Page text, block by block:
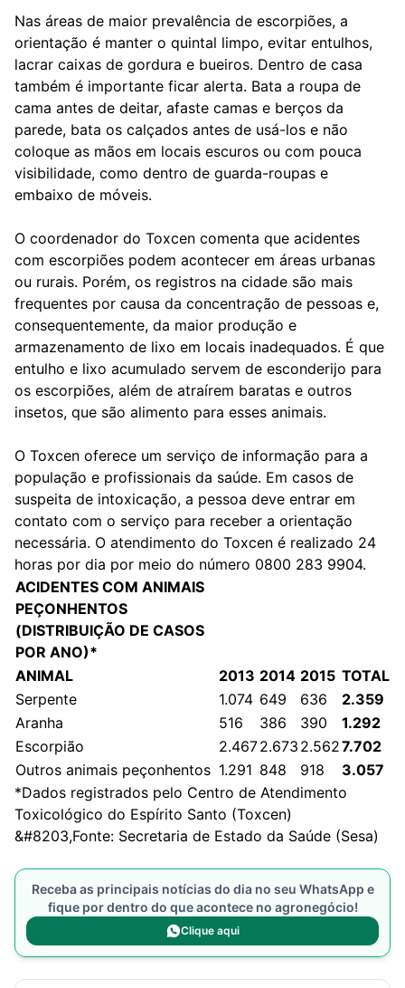
Nas áreas de maior prevalência de escorpiões, a
orientação é manter o quintal limpo, evitar entulhos,
lacrar caixas de gordura e bueiros. Dentro de casa
também é importante ficar alerta. Bata a roupa de
cama antes de deitar, afaste camas e berços da
parede, bata os calçados antes de usá-los e não
coloque as mãos em locais escuros ou com pouca
visibilidade, como dentro de guarda-roupas e
embaixo de móveis.
O coordenador do Toxcen comenta que acidentes
com escorpiões podem acontecer em áreas urbanas
ou rurais. Porém, os registros na cidade são mais
frequentes por causa da concentração de pessoas e,
consequentemente, da maior produção e
armazenamento de lixo em locais inadequados. É que
entulho e lixo acumulado servem de esconderijo para
os escorpiões, além de atraírem baratas e outros
insetos, que são alimento para esses animais.
O Toxcen oferece um serviço de informação para a
população e profissionais da saúde. Em casos de
suspeita de intoxicação, a pessoa deve entrar em
contato com o serviço para receber a orientação
necessária. O atendimento do Toxcen é realizado 24
horas por dia por meio do número 0800 283 9904.
ACIDENTES COM ANIMAIS
PEÇONHENTOS
(DISTRIBUIÇÃO DE CASOS
POR ANO)*
ANIMAL
2013 2014 2015 TOTAL
Serpente
1.074 649 636
2.359
Aranha
516 386 390
1.292
Escorpião
2.4672.673 2.5627.702
Outros animais peçonhentos 1.291 848 918
3.057
*Dados registrados pelo Centro de Atendimento
Toxicológico do Espírito Santo (Toxcen)
&#8203,Fonte: Secretaria de Estado da Saúde (Sesa)
Receba as principais notícias do dia no seu WhatsApp e
fique por dentro do que acontece no agronegócio!
Clique aqui